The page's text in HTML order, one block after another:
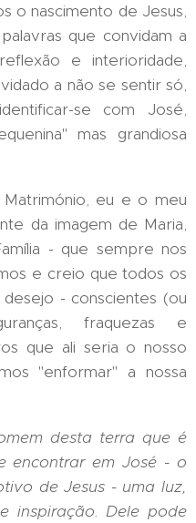
o nascimento de Jesus,
que convidam a
e interioridade,
a não se sentir só,
se com José,
mas grandiosa
eu e o meu
da imagem de Maria,
- que sempre nos
e creio que todos os
- conscientes (ou
fraquezas e
que ali seria o nosso
"enformar" a nossa
desta terra que é
encontrar em José -o
de Jesus - uma luz,
inspiração. Dele pode